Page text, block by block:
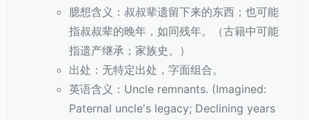
臆想含义：叔叔辈遗留下来的东西；也可能
指叔叔辈的晚年，如同残年。（古籍中可能
指遗产继承；家族史。）
出处：无特定出处，字面组合。
英语含义：Uncle remnants. (Imagined:
Paternal uncle's legacy; Declining years